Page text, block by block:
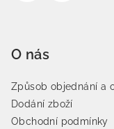
O nás
Způsob objednání a
Dodání zboží
Obchodní podmínky